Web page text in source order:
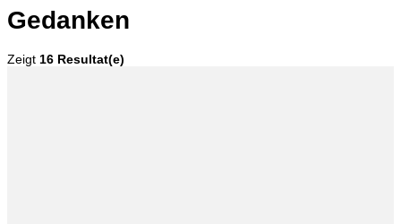
Gedanken
Zeigt 16 Resultat(e)